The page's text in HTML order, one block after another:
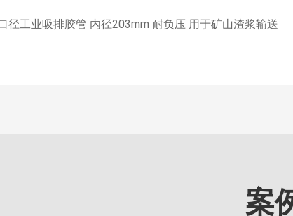
径工业吸排胶管 内径203mm 耐负压 用于矿山渣浆输送
案